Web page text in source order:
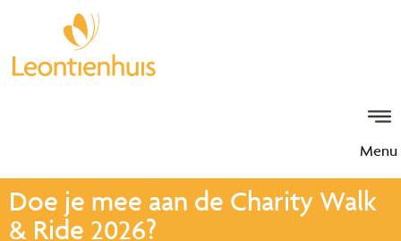
Menu
Doe je mee aan de Charity Walk
& Ride 2026?